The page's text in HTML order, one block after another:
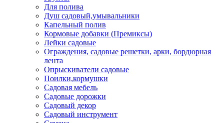
Для полива
Душ садовый,умывальники
Капельный полив
Кормовые добавки (Премиксы)
Лейки садовые
Ограждения, садовые решетки, арки, бордюрная
лента
Опрыскиватели садовые
Поилки,кормушки
Садовая мебель
Садовые дорожки
Садовый декор
Садовый инструмент